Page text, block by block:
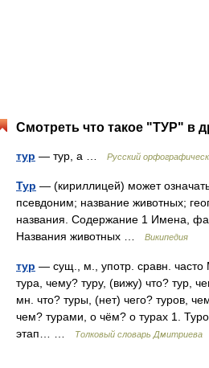
Смотреть что такое "ТУР" в
тур — тур, а … Русский
Тур — (кириллицей) может
псевдоним; название животных;
названия. Содержание 1 Имена,
Названия животных …
Википедия
тур — сущ., м., употр. сравн. часто
тура, чему? туру, (вижу) что? тур,
мн. что? туры, (нет) чего? туров,
чем? турами, о чём? о турах 1.
этап… …
Толковый словарь Дмитриева